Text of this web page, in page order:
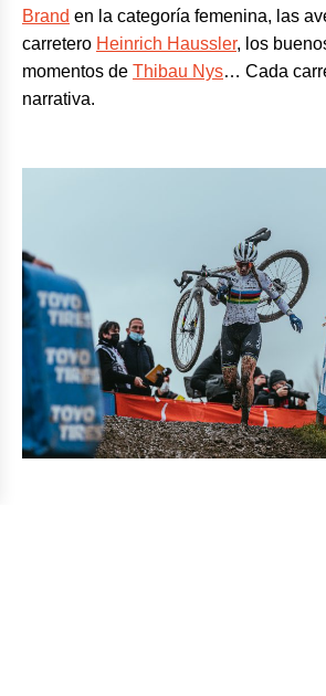
Brand en la categoría femenina, las
carretero Heinrich Haussler, los
momentos de Thibau Nys… Cada
narrativa.